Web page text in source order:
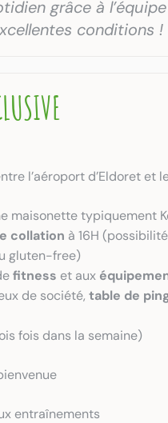
grâce à
conditions !
l’aéroport d’Eldoret et
maisonette typiquement
collation à 16H
gluten-free)
fitness et aux
de société, table de
fois dans la semaine)
entraînements